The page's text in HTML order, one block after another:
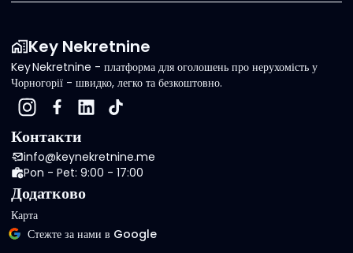
Key Nekretnine
Key Nekretnine - платформа для оголошень про нерухомість у
Чорногорії - швидко, легко та безкоштовно.
Контакти
info@keynekretnine.me
Pon - Pet: 9:00 - 17:00
Додатково
Карта
Стежте за нами в Google